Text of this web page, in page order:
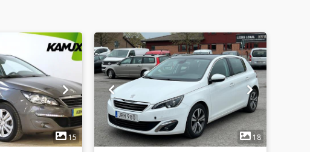
15
1
18